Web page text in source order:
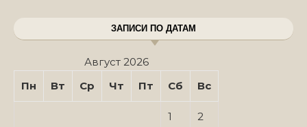
ЗАПИСИ ПО ДАТАМ
Август 2026
Пн
Вт Ср Чт Пт Сб Вс
1 2